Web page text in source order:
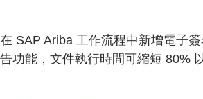
在 SAP Ariba 工作流程中新增電子
告功能，文件執行時間可縮短 80% 以